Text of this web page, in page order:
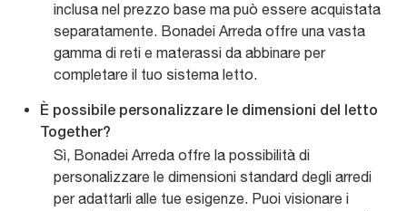
inclusa nel prezzo base ma può essere acquistata
separatamente. Bonadei Arreda offre una vasta
gamma di reti e materassi da abbinare per
completare il tuo sistema letto.
È possibile personalizzare le dimensioni del letto
Together?
Sì, Bonadei Arreda offre la possibilità di
personalizzare le dimensioni standard degli arredi
per adattarli alle tue esigenze. Puoi visionare i